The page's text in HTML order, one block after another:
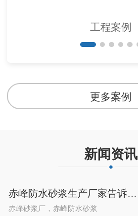
工程案例
更多案例
新闻资讯
赤峰防水砂浆生产厂家告诉您怎样选择防水砂浆胶粉以及憎水剂？
赤峰砂浆厂，赤峰防水砂浆